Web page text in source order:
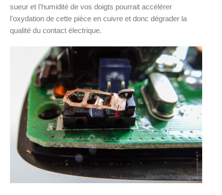
sueur et l'humidité de vos doigts pourrait accélérer
l'oxydation de cette pièce en cuivre et donc dégrader la
qualité du contact électrique.